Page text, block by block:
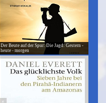
Der Beute auf der Spur: Die Jagd: Gestern -
heute - morgen